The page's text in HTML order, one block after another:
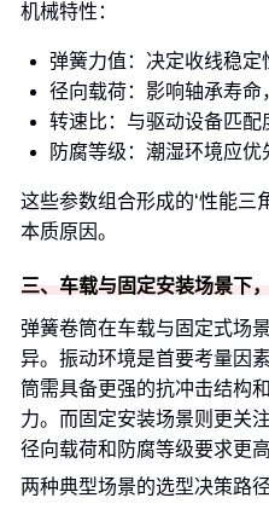
机械特性：
弹簧力值：决定收线稳
径向载荷：影响轴承寿
转速比：与驱动设备匹配
防腐等级：潮湿环境应
这些参数组合形成的‘性能三
本质原因。
三、车载与固定安装场景下
弹簧卷筒在车载与固定式场
异。振动环境是首要考量因
筒需具备更强的抗冲击结构
力。而固定安装场景则更关
径向载荷和防腐等级要求更高
两种典型场景的选型决策路径